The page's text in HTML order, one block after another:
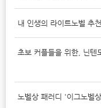
내 인생의 라이트노벨 추
초보 커플들을 위한, 닌텐
노벨상 패러디 '이그노벨